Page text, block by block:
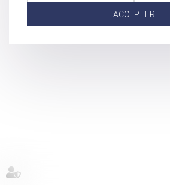
ACCEPTER